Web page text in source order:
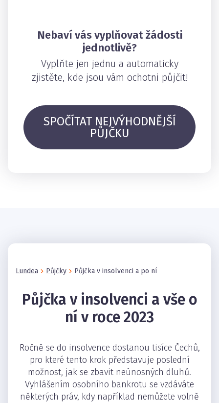
Nebaví vás vyplňovat žádosti
jednotlivě?
Vyplňte jen jednu a automaticky
zjistěte, kde jsou vám ochotni půjčit!
SPOČÍTAT NEJVÝHODNĚJŠÍ
PŮJČKU
Lundea Půjčky Půjčka v insolvenci a po ní
Půjčka v insolvenci a vše o
ní v roce 2023
Ročně se do insolvence dostanou tisíce Čechů,
pro které tento krok představuje poslední
možnost, jak se zbavit neúnosných dluhů.
Vyhlášením osobního bankrotu se vzdáváte
některých práv, kdy například nemůžete volně